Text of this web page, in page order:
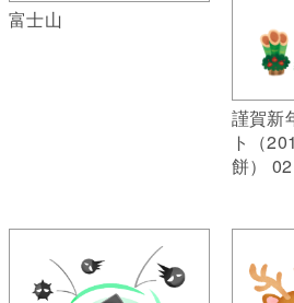
富士山
謹賀新
ト（
餅） 02